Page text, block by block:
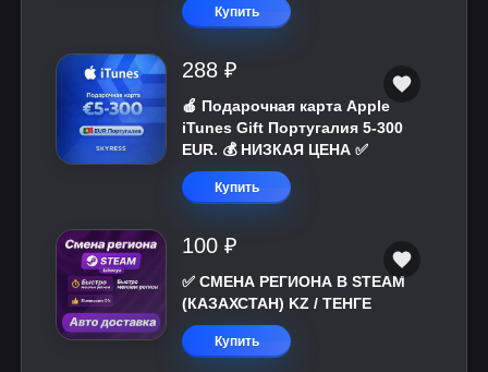
Купить
288 ₽
🍎 Подарочная карта Apple
iTunes Gift Португалия 5-300
EUR. 💰 НИЗКАЯ ЦЕНА ✅
Купить
100 ₽
✅ СМЕНА РЕГИОНА В STEAM
(КАЗАХСТАН) KZ / ТЕНГЕ
Купить